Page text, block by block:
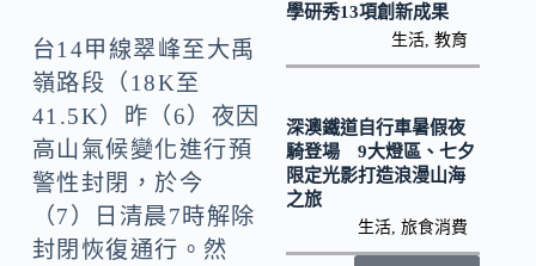
台14甲線翠峰至大禹
嶺路段（18K至
41.5K）昨（6）夜因
高山氣候變化進行預
警性封閉，於今
（7）日清晨7時解除
封閉恢復通行。然
學研秀13項創新成果
生活 ,教育
深澳鐵道自行車暑假夜
騎登場 9大燈區、七夕
限定光影打造浪漫山海
之旅
生活 ,旅食消費